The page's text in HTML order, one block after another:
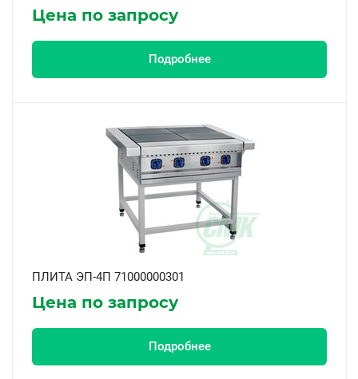
Цена по запросу
Подробнее
ПЛИТА ЭП-4П 71000000301
Цена по запросу
Подробнее